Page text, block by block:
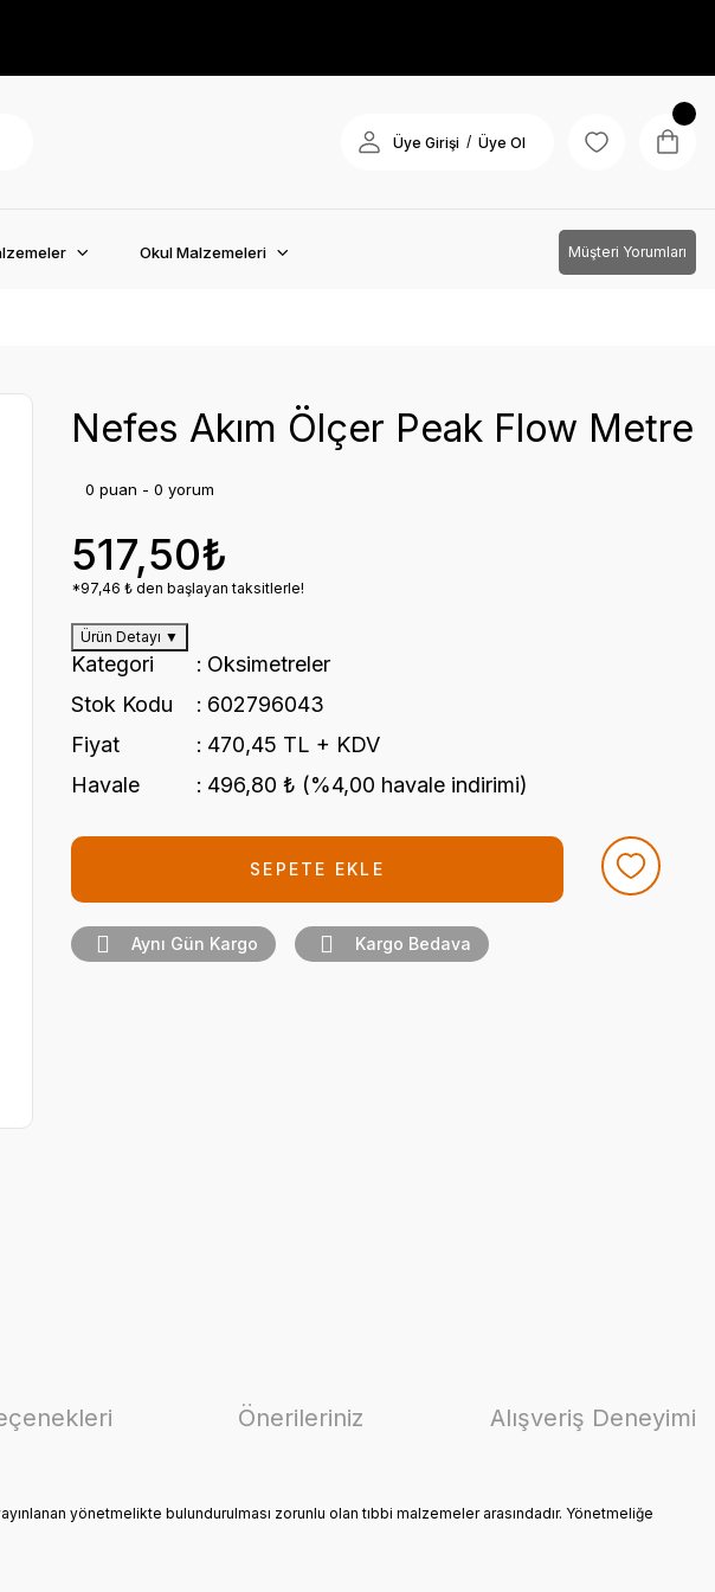
Üye Girişi / Üye Ol
Okul Malzemeleri Müşteri Yorumları
Nefes Akım Ölçer Peak Flow Metre
0 puan - 0 yorum
517,50₺
*97,46 ₺ den başlayan taksitlerle!
Ürün Detayı ▼
Kategori
Oksimetreler
Stok Kodu
602796043
Fiyat
470,45 TL + KDV
Havale
496,80 ₺ (%4,00 havale indirimi)
SEPETE EKLE
Aynı Gün Kargo Kargo Bedava
Önerileriniz Alışveriş Deneyimi
yönetmelikte bulundurulması zorunlu olan tıbbi malzemeler arasındadır. Yönetmeliğe